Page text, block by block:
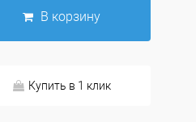
В корзину
Купить в 1 клик